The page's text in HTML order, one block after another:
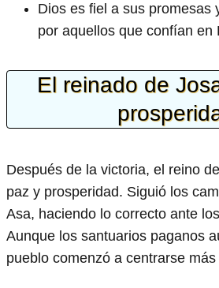
Dios es fiel a sus promesas
por aquellos que confían en
El reinado de
Después de la victoria, el reino
paz y prosperidad. Siguió los
Asa, haciendo lo correcto ante
Aunque los santuarios paganos
pueblo comenzó a centrarse